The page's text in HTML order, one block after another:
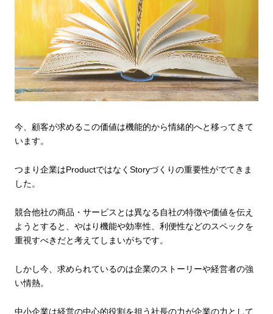
今、顧客が求めるこの価値は機能的から情緒的へと移ってきて
います。
つまり企業はProductではなくStoryづくりの重要性がでてきま
した。
競合他社の商品・サービスとは異なる自社の特徴や価値を伝え
ようとすると、やはり機能や効率性、利便性などのスペックを
重視すべきだと考えてしまいがちです。
しかし今、求められているのは企業のストーリーや経営者の強
い情熱。
中小企業は経営の中心的役割を担う社長の力が企業の力として